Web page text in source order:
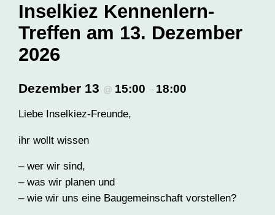
Inselkiez Kennenlern-
Treffen am 13. Dezember
2026
Dezember 13 @ 15:00– 18:00
Liebe Inselkiez-Freunde,
ihr wollt wissen
– wer wir sind,
– was wir planen und
– wie wir uns eine Baugemeinschaft vorstellen?